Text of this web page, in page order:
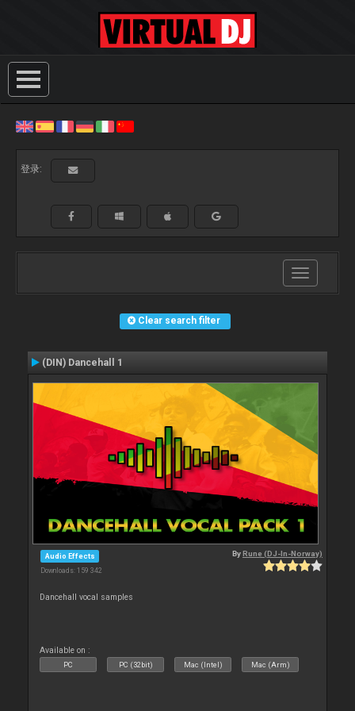
登录:
Toggle
navigation
Clear search filter
(DIN) Dancehall 1
Audio Effects
Downloads: 159 342
ByRune (DJ-In-Norway)
Dancehall vocal samples
Available on :
PC PC (32bit) Mac (Intel) Mac (Arm)